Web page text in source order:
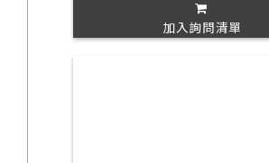
加入詢問清單